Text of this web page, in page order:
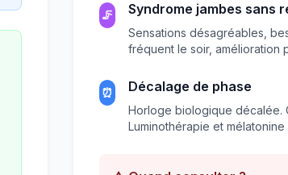
🦵 Syndrome jambes sans
Sensations désagréables,
fréquent le soir, amélioration
⏰ Décalage de phase
Horloge biologique décalée.
Luminothérapie et